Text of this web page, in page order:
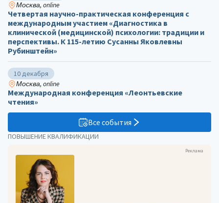
ПОВЫШЕНИЕ КВАЛИФИКАЦИИ
Реклама
Москва, online
Четвертая научно-практическая конференция с
международным участием «Диагностика в
клинической (медицинской) психологии: традиции и
перспективы. К 115-летию Сусанны Яковлевны
Рубинштейн»
10 декабря
Москва, online
Международная конференция «Леонтьевские
чтения»
Все события